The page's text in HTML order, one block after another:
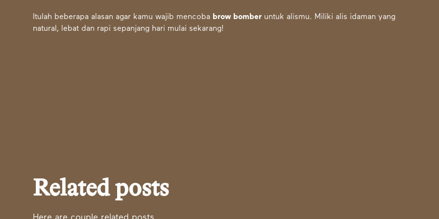
Itulah beberapa alasan agar kamu wajib mencoba brow bomber untuk alismu. Miliki alis idaman yang
natural, lebat dan rapi sepanjang hari mulai sekarang!
Related posts